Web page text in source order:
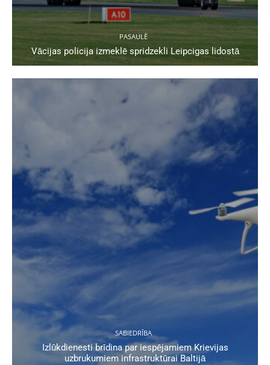
PASAULĒ
Vācijas policija izmeklē spridzekli Leipcigas lidostā
SABIEDRĪBA
Izlūkdienesti brīdina par iespējamiem Krievijas
uzbrukumiem infrastruktūrai Baltijā